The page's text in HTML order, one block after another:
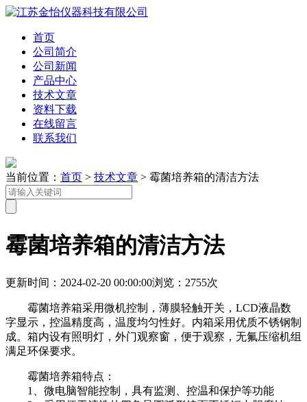
首页
公司简介
公司新闻
产品中心
技术文章
资料下载
在线留言
联系我们
当前位置： 首页 > 技术文章 > 霉菌培养箱的清洁方法
霉菌培养箱的清洁方法
更新时间：2024-02-20 00:00:00浏览：2755次
霉菌培养箱采用微机控制，薄膜轻触开关，LCD液晶数
字显示，控温精度高，温度均匀性好。内箱采用优质不锈钢制
成。箱内设有照明灯，外门观察窗，便于观察，无氟压缩机组
满足环保要求。
霉菌培养箱特点：
1、微电脑智能控制，具有监测、控温和保护等功能